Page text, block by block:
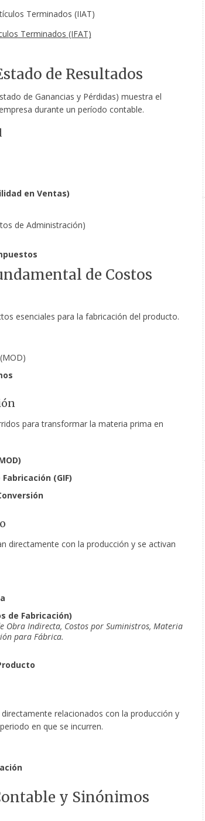
Terminados (IIAT)
Terminados (IFAT)
de Resultados
de Ganancias y Pérdidas) muestra el
durante un período contable.
en Ventas)
de Administración)
de Costos
esenciales para la fabricación del producto.
para transformar la materia prima en
(GIF)
directamente con la producción y se activan
de Fabricación)
Obra Indirecta, Costos por Suministros, Materia
para Fábrica.
relacionados con la producción y
en que se incurren.
y Sinónimos